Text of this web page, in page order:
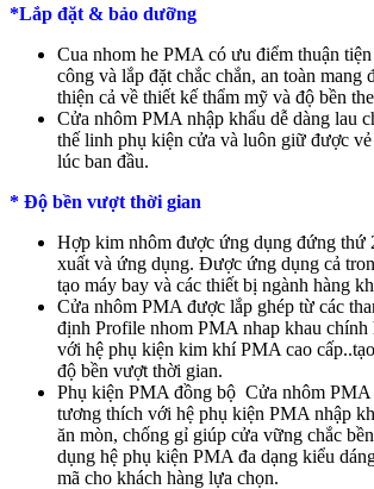
*Lắp đặt & bảo dưỡng
Cua nhom he PMA có ưu điểm thuận
công và lắp đặt chắc chắn, an toàn mang
thiện cả về thiết kế thẩm mỹ và độ bền
Cửa nhôm PMA nhập khẩu dễ dàng lau
thế linh phụ kiện cửa và luôn giữ được
lúc ban đầu.
* Độ bền vượt thời gian
Hợp kim nhôm được ứng dụng đứng thứ
xuất và ứng dụng. Được ứng dụng cả
tạo máy bay và các thiết bị ngành hàng
Cửa nhôm PMA được lắp ghép từ các
định Profile nhom PMA nhap khau chính
với hệ phụ kiện kim khí PMA cao
độ bền vượt thời gian.
Phụ kiện PMA đồng bộ Cửa nhôm PMA
tương thích với hệ phụ kiện PMA nhập
ăn mòn, chống gỉ giúp cửa vững chắc
dụng hệ phụ kiện PMA đa dạng kiểu
mã cho khách hàng lựa chọn.